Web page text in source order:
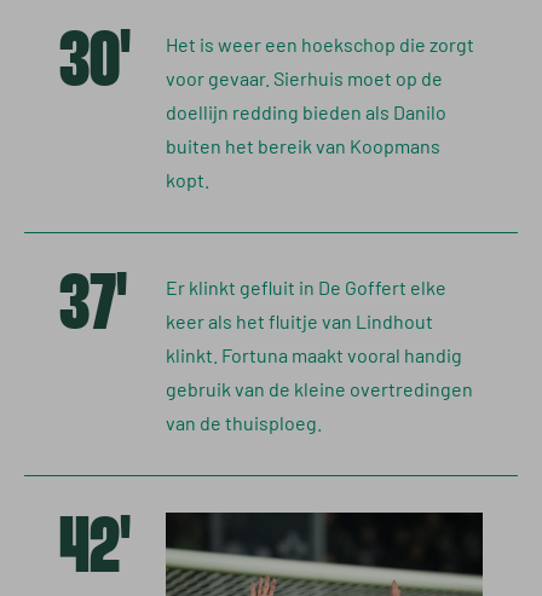
30'
Het is weer een hoekschop die zorgt
voor gevaar. Sierhuis moet op de
doellijn redding bieden als Danilo
buiten het bereik van Koopmans
kopt.
37'
Er klinkt gefluit in De Goffert elke
keer als het fluitje van Lindhout
klinkt. Fortuna maakt vooral handig
gebruik van de kleine overtredingen
van de thuisploeg.
42'